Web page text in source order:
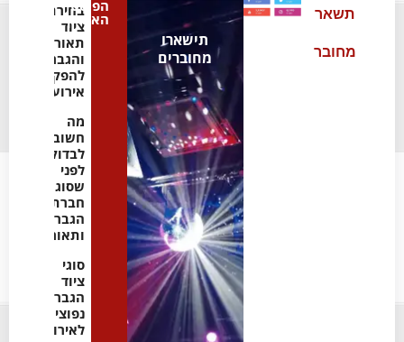
תשאר
מחובר
תישארו
מחוברים
הפוסט
האחרון
בחירת
ציוד
תאורה
והגברה
להפקת
אירועים
מה
חשוב
לבדוק
לפני
שסוגרים
חברת
הגברה
ותאורה
סוגי
ציוד
הגברה
נפוצים
לאירועים